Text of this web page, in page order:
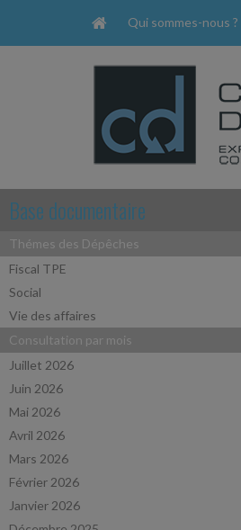
Qui sommes-nous ?
Base documentaire
Thémes des Dépêches
Fiscal TPE
Social
Vie des affaires
Consultation par mois
Juillet 2026
Juin 2026
Mai 2026
Avril 2026
Mars 2026
Février 2026
Janvier 2026